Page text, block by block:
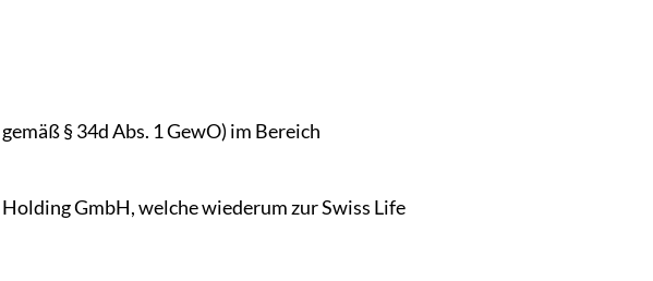
gemäß § 34d Abs. 1 GewO) im
Holding GmbH, welche wiederum zur Swiss